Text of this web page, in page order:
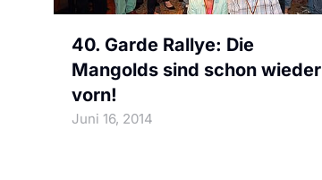
40. Garde Rallye: Die
Mangolds sind schon wieder
vorn!
Juni 16, 2014